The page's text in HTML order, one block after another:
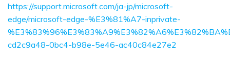
https://support.microsoft.com/ja-jp/microsoft-
edge/microsoft-edge-%E3%81%A7-inprivate-
cd2c9a48-0bc4-b98e-5e46-ac40c84e27e2